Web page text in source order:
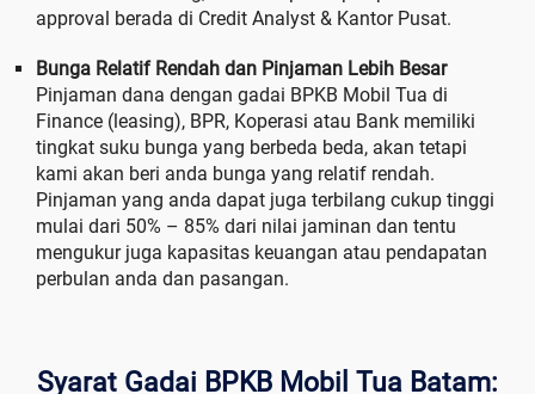
approval berada di Credit Analyst & Kantor Pusat.
Bunga Relatif Rendah dan Pinjaman Lebih Besar
Pinjaman dana dengan gadai BPKB Mobil Tua di
Finance (leasing), BPR, Koperasi atau Bank memiliki
tingkat suku bunga yang berbeda beda, akan tetapi
kami akan beri anda bunga yang relatif rendah.
Pinjaman yang anda dapat juga terbilang cukup tinggi
mulai dari 50% – 85% dari nilai jaminan dan tentu
mengukur juga kapasitas keuangan atau pendapatan
perbulan anda dan pasangan.
Syarat Gadai BPKB Mobil Tua Batam: